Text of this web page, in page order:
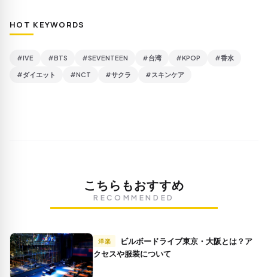
HOT KEYWORDS
#IVE #BTS #SEVENTEEN #台湾 #KPOP #香水
#ダイエット #NCT #サクラ #スキンケア
こちらもおすすめ
RECOMMENDED
洋楽
クセスや服装について